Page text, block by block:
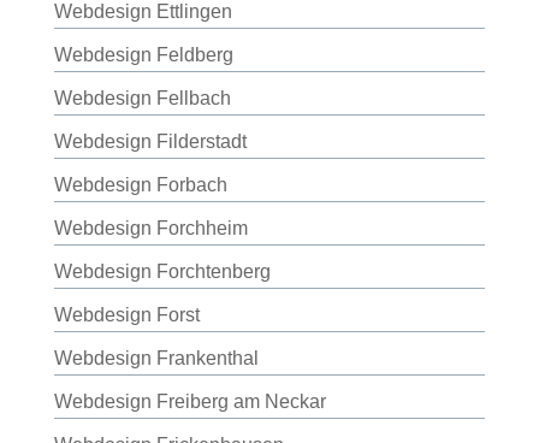
Webdesign Ettlingen
Webdesign Feldberg
Webdesign Fellbach
Webdesign Filderstadt
Webdesign Forbach
Webdesign Forchheim
Webdesign Forchtenberg
Webdesign Forst
Webdesign Frankenthal
Webdesign Freiberg am Neckar